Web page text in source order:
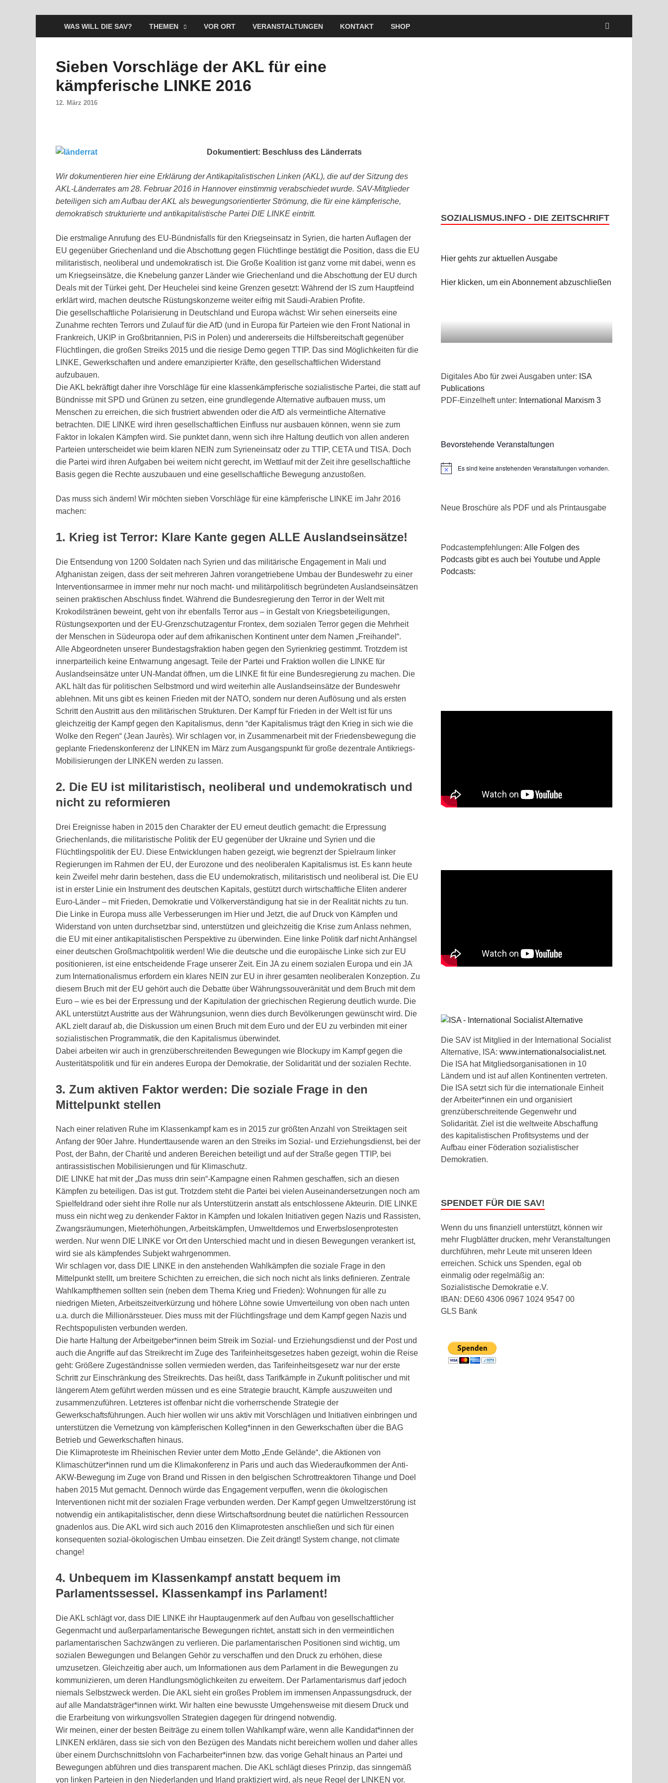
WAS WILL DIE SAV? THEMEN VOR ORT VERANSTALTUNGEN KONTAKT SHOP
Sieben Vorschläge der AKL für eine
kämpferische LINKE 2016
12. März 2016
Dokumentiert: Beschluss des Länderrats
Wir dokumentieren hier eine Erklärung der Antikapitalistischen Linken (AKL), die auf der Sitzung des
AKL-Länderrates am 28. Februar 2016 in Hannover einstimmig verabschiedet wurde. SAV-Mitglieder
beteiligen sich am Aufbau der AKL als bewegungsorientierter Strömung, die für eine kämpferische,
demokratisch strukturierte und antikapitalistische Partei DIE LINKE eintritt.
Die erstmalige Anrufung des EU-Bündnisfalls für den Kriegseinsatz in Syrien, die harten Auflagen der
EU gegenüber Griechenland und die Abschottung gegen Flüchtlinge bestätigt die Position, dass die EU
militaristisch, neoliberal und undemokratisch ist. Die Große Koalition ist ganz vorne mit dabei, wenn es
um Kriegseinsätze, die Knebelung ganzer Länder wie Griechenland und die Abschottung der EU durch
Deals mit der Türkei geht. Der Heuchelei sind keine Grenzen gesetzt: Während der IS zum Hauptfeind
erklärt wird, machen deutsche Rüstungskonzerne weiter eifrig mit Saudi-Arabien Profite.
Die gesellschaftliche Polarisierung in Deutschland und Europa wächst: Wir sehen einerseits eine
Zunahme rechten Terrors und Zulauf für die AfD (und in Europa für Parteien wie den Front National in
Frankreich, UKIP in Großbritannien, PiS in Polen) und andererseits die Hilfsbereitschaft gegenüber
Flüchtlingen, die großen Streiks 2015 und die riesige Demo gegen TTIP. Das sind Möglichkeiten für die
LINKE, Gewerkschaften und andere emanzipierter Kräfte, den gesellschaftlichen Widerstand
aufzubauen.
Die AKL bekräftigt daher ihre Vorschläge für eine klassenkämpferische sozialistische Partei, die statt auf
Bündnisse mit SPD und Grünen zu setzen, eine grundlegende Alternative aufbauen muss, um
Menschen zu erreichen, die sich frustriert abwenden oder die AfD als vermeintliche Alternative
betrachten. DIE LINKE wird ihren gesellschaftlichen Einfluss nur ausbauen können, wenn sie zum
Faktor in lokalen Kämpfen wird. Sie punktet dann, wenn sich ihre Haltung deutlich von allen anderen
Parteien unterscheidet wie beim klaren NEIN zum Syrieneinsatz oder zu TTIP, CETA und TISA. Doch
die Partei wird ihren Aufgaben bei weitem nicht gerecht, im Wettlauf mit der Zeit ihre gesellschaftliche
Basis gegen die Rechte auszubauen und eine gesellschaftliche Bewegung anzustoßen.
Das muss sich ändern! Wir möchten sieben Vorschläge für eine kämpferische LINKE im Jahr 2016
machen:
1. Krieg ist Terror: Klare Kante gegen ALLE Auslandseinsätze!
Die Entsendung von 1200 Soldaten nach Syrien und das militärische Engagement in Mali und
Afghanistan zeigen, dass der seit mehreren Jahren vorangetriebene Umbau der Bundeswehr zu einer
Interventionsarmee in immer mehr nur noch macht- und militärpolitisch begründeten Auslandseinsätzen
seinen praktischen Abschluss findet. Während die Bundesregierung den Terror in der Welt mit
Krokodilstränen beweint, geht von ihr ebenfalls Terror aus – in Gestalt von Kriegsbeteiligungen,
Rüstungsexporten und der EU-Grenzschutzagentur Frontex, dem sozialen Terror gegen die Mehrheit
der Menschen in Südeuropa oder auf dem afrikanischen Kontinent unter dem Namen „Freihandel“.
Alle Abgeordneten unserer Bundestagsfraktion haben gegen den Syrienkrieg gestimmt. Trotzdem ist
innerparteilich keine Entwarnung angesagt. Teile der Partei und Fraktion wollen die LINKE für
Auslandseinsätze unter UN-Mandat öffnen, um die LINKE fit für eine Bundesregierung zu machen. Die
AKL hält das für politischen Selbstmord und wird weiterhin alle Auslandseinsätze der Bundeswehr
ablehnen. Mit uns gibt es keinen Frieden mit der NATO, sondern nur deren Auflösung und als ersten
Schritt den Austritt aus den militärischen Strukturen. Der Kampf für Frieden in der Welt ist für uns
gleichzeitig der Kampf gegen den Kapitalismus, denn “der Kapitalismus trägt den Krieg in sich wie die
Wolke den Regen“ (Jean Jaurès). Wir schlagen vor, in Zusammenarbeit mit der Friedensbewegung die
geplante Friedenskonferenz der LINKEN im März zum Ausgangspunkt für große dezentrale Antikriegs-
Mobilisierungen der LINKEN werden zu lassen.
2. Die EU ist militaristisch, neoliberal und undemokratisch und
nicht zu reformieren
Drei Ereignisse haben in 2015 den Charakter der EU erneut deutlich gemacht: die Erpressung
Griechenlands, die militaristische Politik der EU gegenüber der Ukraine und Syrien und die
Flüchtlingspolitik der EU. Diese Entwicklungen haben gezeigt, wie begrenzt der Spielraum linker
Regierungen im Rahmen der EU, der Eurozone und des neoliberalen Kapitalismus ist. Es kann heute
kein Zweifel mehr darin bestehen, dass die EU undemokratisch, militaristisch und neoliberal ist. Die EU
ist in erster Linie ein Instrument des deutschen Kapitals, gestützt durch wirtschaftliche Eliten anderer
Euro-Länder – mit Frieden, Demokratie und Völkerverständigung hat sie in der Realität nichts zu tun.
Die Linke in Europa muss alle Verbesserungen im Hier und Jetzt, die auf Druck von Kämpfen und
Widerstand von unten durchsetzbar sind, unterstützen und gleichzeitig die Krise zum Anlass nehmen,
die EU mit einer antikapitalistischen Perspektive zu überwinden. Eine linke Politik darf nicht Anhängsel
einer deutschen Großmachtpolitik werden! Wie die deutsche und die europäische Linke sich zur EU
positionieren, ist eine entscheidende Frage unserer Zeit. Ein JA zu einem sozialen Europa und ein JA
zum Internationalismus erfordern ein klares NEIN zur EU in ihrer gesamten neoliberalen Konzeption. Zu
diesem Bruch mit der EU gehört auch die Debatte über Währungssouveränität und dem Bruch mit dem
Euro – wie es bei der Erpressung und der Kapitulation der griechischen Regierung deutlich wurde. Die
AKL unterstützt Austritte aus der Währungsunion, wenn dies durch Bevölkerungen gewünscht wird. Die
AKL zielt darauf ab, die Diskussion um einen Bruch mit dem Euro und der EU zu verbinden mit einer
sozialistischen Programmatik, die den Kapitalismus überwindet.
Dabei arbeiten wir auch in grenzüberschreitenden Bewegungen wie Blockupy im Kampf gegen die
Austeritätspolitik und für ein anderes Europa der Demokratie, der Solidarität und der sozialen Rechte.
3. Zum aktiven Faktor werden: Die soziale Frage in den
Mittelpunkt stellen
Nach einer relativen Ruhe im Klassenkampf kam es in 2015 zur größten Anzahl von Streiktagen seit
Anfang der 90er Jahre. Hunderttausende waren an den Streiks im Sozial- und Erziehungsdienst, bei der
Post, der Bahn, der Charité und anderen Bereichen beteiligt und auf der Straße gegen TTIP, bei
antirassistischen Mobilisierungen und für Klimaschutz.
DIE LINKE hat mit der „Das muss drin sein“-Kampagne einen Rahmen geschaffen, sich an diesen
Kämpfen zu beteiligen. Das ist gut. Trotzdem steht die Partei bei vielen Auseinandersetzungen noch am
Spielfeldrand oder sieht ihre Rolle nur als Unterstützerin anstatt als entschlossene Akteurin. DIE LINKE
muss ein nicht weg zu denkender Faktor in Kämpfen und lokalen Initiativen gegen Nazis und Rassisten,
Zwangsräumungen, Mieterhöhungen, Arbeitskämpfen, Umweltdemos und Erwerbslosenprotesten
werden. Nur wenn DIE LINKE vor Ort den Unterschied macht und in diesen Bewegungen verankert ist,
wird sie als kämpfendes Subjekt wahrgenommen.
Wir schlagen vor, dass DIE LINKE in den anstehenden Wahlkämpfen die soziale Frage in den
Mittelpunkt stellt, um breitere Schichten zu erreichen, die sich noch nicht als links definieren. Zentrale
Wahlkampfthemen sollten sein (neben dem Thema Krieg und Frieden): Wohnungen für alle zu
niedrigen Mieten, Arbeitszeitverkürzung und höhere Löhne sowie Umverteilung von oben nach unten
u.a. durch die Millionärssteuer. Dies muss mit der Flüchtlingsfrage und dem Kampf gegen Nazis und
Rechtspopulisten verbunden werden.
Die harte Haltung der Arbeitgeber*innen beim Streik im Sozial- und Erziehungsdienst und der Post und
auch die Angriffe auf das Streikrecht im Zuge des Tarifeinheitsgesetzes haben gezeigt, wohin die Reise
geht: Größere Zugeständnisse sollen vermieden werden, das Tarifeinheitsgesetz war nur der erste
Schritt zur Einschränkung des Streikrechts. Das heißt, dass Tarifkämpfe in Zukunft politischer und mit
längerem Atem geführt werden müssen und es eine Strategie braucht, Kämpfe auszuweiten und
zusammenzuführen. Letzteres ist offenbar nicht die vorherrschende Strategie der
Gewerkschaftsführungen. Auch hier wollen wir uns aktiv mit Vorschlägen und Initiativen einbringen und
unterstützen die Vernetzung von kämpferischen Kolleg*innen in den Gewerkschaften über die BAG
Betrieb und Gewerkschaften hinaus.
Die Klimaproteste im Rheinischen Revier unter dem Motto „Ende Gelände“, die Aktionen von
Klimaschützer*innen rund um die Klimakonferenz in Paris und auch das Wiederaufkommen der Anti-
AKW-Bewegung im Zuge von Brand und Rissen in den belgischen Schrottreaktoren Tihange und Doel
haben 2015 Mut gemacht. Dennoch würde das Engagement verpuffen, wenn die ökologischen
Interventionen nicht mit der sozialen Frage verbunden werden. Der Kampf gegen Umweltzerstörung ist
notwendig ein antikapitalistischer, denn diese Wirtschaftsordnung beutet die natürlichen Ressourcen
gnadenlos aus. Die AKL wird sich auch 2016 den Klimaprotesten anschließen und sich für einen
konsequenten sozial-ökologischen Umbau einsetzen. Die Zeit drängt! System change, not climate
change!
4. Unbequem im Klassenkampf anstatt bequem im
Parlamentssessel. Klassenkampf ins Parlament!
Die AKL schlägt vor, dass DIE LINKE ihr Hauptaugenmerk auf den Aufbau von gesellschaftlicher
Gegenmacht und außerparlamentarische Bewegungen richtet, anstatt sich in den vermeintlichen
parlamentarischen Sachzwängen zu verlieren. Die parlamentarischen Positionen sind wichtig, um
sozialen Bewegungen und Belangen Gehör zu verschaffen und den Druck zu erhöhen, diese
umzusetzen. Gleichzeitig aber auch, um Informationen aus dem Parlament in die Bewegungen zu
kommunizieren, um deren Handlungsmöglichkeiten zu erweitern. Der Parlamentarismus darf jedoch
niemals Selbstzweck werden. Die AKL sieht ein großes Problem im immensen Anpassungsdruck, der
auf alle Mandatsträger*innen wirkt. Wir halten eine bewusste Umgehensweise mit diesem Druck und
die Erarbeitung von wirkungsvollen Strategien dagegen für dringend notwendig.
Wir meinen, einer der besten Beiträge zu einem tollen Wahlkampf wäre, wenn alle Kandidat*innen der
LINKEN erklären, dass sie sich von den Bezügen des Mandats nicht bereichern wollen und daher alles
über einem Durchschnittslohn von Facharbeiter*innen bzw. das vorige Gehalt hinaus an Partei und
Bewegungen abführen und dies transparent machen. Die AKL schlägt dieses Prinzip, das sinngemäß
von linken Parteien in den Niederlanden und Irland praktiziert wird, als neue Regel der LINKEN vor.
SOZIALISMUS.INFO - DIE ZEITSCHRIFT
Hier gehts zur aktuellen Ausgabe
Hier klicken, um ein Abonnement abzuschließen
Digitales Abo für zwei Ausgaben unter: ISA
Publications
PDF-Einzelheft unter: International Marxism 3
Bevorstehende Veranstaltungen
HinweisEs sind keine anstehenden Veranstaltungen vorhanden.
Neue Broschüre als PDF und als Printausgabe
Podcastempfehlungen:Alle Folgen des
Podcasts gibt es auch bei Youtube und Apple
Podcasts:
Die SAV ist Mitglied in der International Socialist
Alternative, ISA:www.internationalsocialist.net.
Die ISA hat Mitgliedsorganisationen in 10
Ländern und ist auf allen Kontinenten vertreten.
Die ISA setzt sich für die internationale Einheit
der Arbeiter*innen ein und organisiert
grenzüberschreitende Gegenwehr und
Solidarität. Ziel ist die weltweite Abschaffung
des kapitalistischen Profitsystems und der
Aufbau einer Föderation sozialistischer
Demokratien.
SPENDET FÜR DIE SAV!
Wenn du uns finanziell unterstützt, können wir
mehr Flugblätter drucken, mehr Veranstaltungen
durchführen, mehr Leute mit unseren Ideen
erreichen. Schick uns Spenden, egal ob
einmalig oder regelmäßig an:
Sozialistische Demokratie e.V.
IBAN: DE60 4306 0967 1024 9547 00
GLS Bank